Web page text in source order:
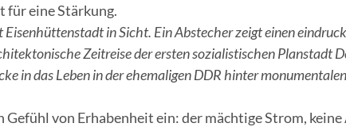
für eine Stärkung.
in Sicht. Ein Abstecher zeigt einen
Zeitreise der ersten sozialistischen Planstadt
in das Leben in der ehemaligen DDR hinter
Gefühl von Erhabenheit ein: der mächtige Strom,